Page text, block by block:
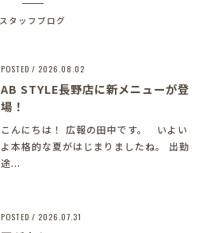
スタッフブログ
POSTED / 2026.08.02
AB STYLE長野店に新メニューが登
場！
こんにちは！ 広報の田中です。 いよい
よ本格的な夏がはじまりましたね。 出勤
途...
POSTED / 2026.07.31